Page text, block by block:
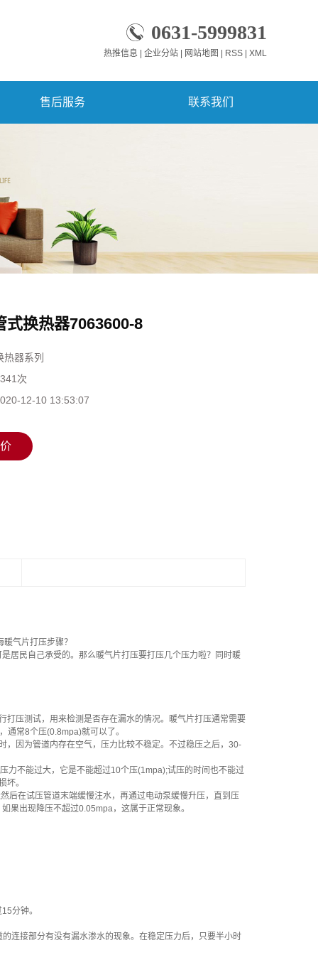
0631-5999831
热推信息 企业分站 网站地图 RSS XML
售后服务 联系我们
式换热器7063600-8
热器系列
次
12-10 13:53:07
气片打压步骤？
民自己承受的。那么暖气片打压要打压几个压力啦？同时暖
压测试，用来检测是否存在漏水的情况。暖气片打压通常需要
通常8个压(0.8mpa)就可以了。
因为管道内存在空气，压力比较不稳定。不过稳压之后，30-
不能过大，它是不能超过10个压(1mpa);试压的时间也不能过
坏。
在试压管道末端缓慢注水，再通过电动泵缓慢升压，直到压
果出现降压不超过0.05mpa，这属于正常现象。
分钟。
接部分有没有漏水渗水的现象。在稳定压力后，只要半小时